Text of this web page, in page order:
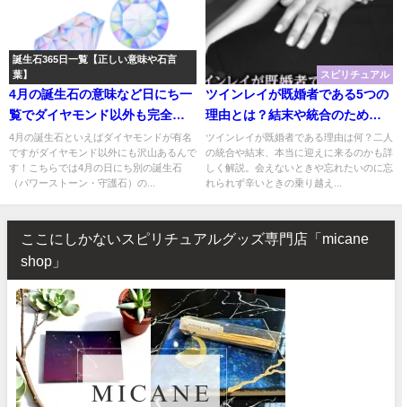
誕生石365日一覧【正しい意味や石言
葉】
4月の誕生石の意味など日にち一
覧でダイヤモンド以外も完全紹
介！
4月の誕生石といえばダイヤモンドが有名
ですがダイヤモンド以外にも沢山あるんで
す！こちらでは4月の日にち別の誕生石
（パワーストーン・守護石）の...
スピリチュアル
ツインレイが既婚者である5つの
理由とは？結末や統合のための
ヒント
ツインレイが既婚者である理由は何？二人
の統合や結末、本当に迎えに来るのかも詳
しく解説。会えないときや忘れたいのに忘
れられず辛いときの乗り越え...
ここにしかないスピリチュアルグッズ専門店「micane
shop」